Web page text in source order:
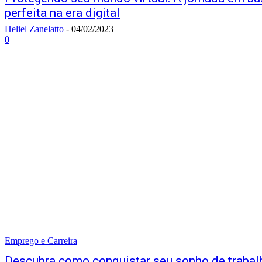
perfeita na era digital
Heliel Zanelatto - 04/02/2023
0
Emprego e Carreira